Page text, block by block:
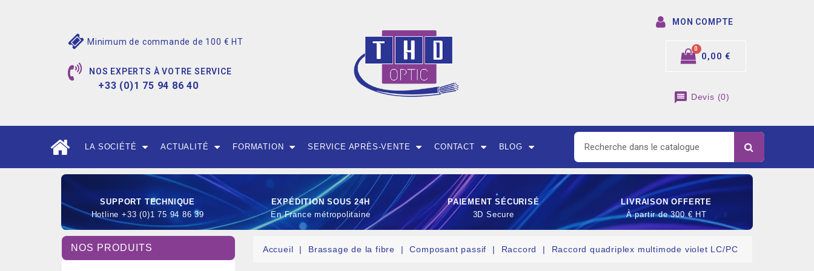
Minimum de commande de 100 € HT
NOS EXPERTS À VOTRE SERVICE
+33 (0)1 75 94 86 40
MON COMPTE
0,00 €
message Devis (0)
LA SOCIÉTÉ ACTUALITÉ FORMATION SERVICE APRÈS-VENTE CONTACT BLOG
SUPPORT TECHNIQUE
Hotline +33 (0)1 75 94 86 39
EXPÉDITION SOUS 24H
En France métropolitaine
PAIEMENT SÉCURISÉ
3D Secure
LIVRAISON OFFERTE
À partir de 300 € HT
NOS PRODUITS Accueil Brassage de la fibre Composant passif Raccord Raccord quadriplex multimode violet LC/PC